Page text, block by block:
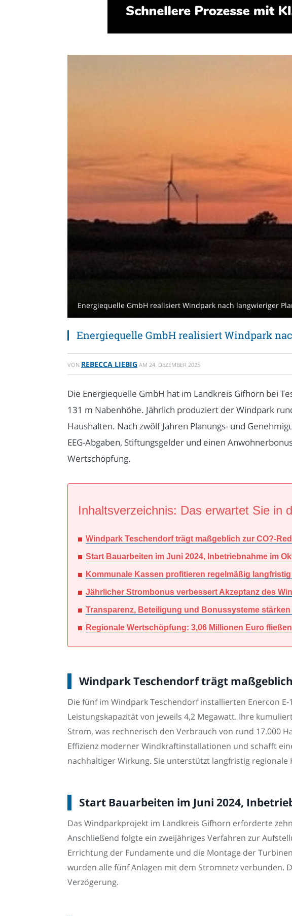
Energiequelle GmbH realisiert Windpark nach langwieriger
Energiequelle GmbH realisiert Windpark
VON REBECCA LIEBIG AM 24. DEZEMBER 2025
Die Energiequelle GmbH hat im Landkreis Gifhorn bei
131 m Nabenhöhe. Jährlich produziert der Windpark
Haushalten. Nach zwölf Jahren Planungs- und
EEG-Abgaben, Stiftungsgelder und einen
Wertschöpfung.
Inhaltsverzeichnis: Das erwartet Sie in
Windpark Teschendorf trägt maßgeblich zur CO?-
Start Bauarbeiten im Juni 2024, Inbetriebnahme im
Kommunale Kassen profitieren regelmäßig
Jährlicher Strombonus verbessert Akzeptanz des
Transparenz, Beteiligung und Bonussysteme
Regionale Wertschöpfung: 3,06 Millionen Euro
Windpark Teschendorf trägt
Die fünf im Windpark Teschendorf installierten Enercon
Leistungskapazität von jeweils 4,2 Megawatt. Ihre
Strom, was rechnerisch den Verbrauch von rund 17.000
Effizienz moderner Windkraftinstallationen und schafft
nachhaltiger Wirkung. Sie unterstützt langfristig regionale
Start Bauarbeiten im Juni 2024,
Das Windparkprojekt im Landkreis Gifhorn erforderte
Anschließend folgte ein zweijähriges Verfahren zur
Errichtung der Fundamente und die Montage der
wurden alle fünf Anlagen mit dem Stromnetz verbunden.
Verzögerung.